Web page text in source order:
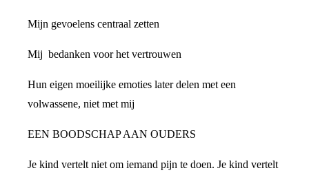
Mijn gevoelens centraal zetten
Mij bedanken voor het vertrouwen
Hun eigen moeilijke emoties later delen met een
volwassene, niet met mij
EEN BOODSCHAP AAN OUDERS
Je kind vertelt niet om iemand pijn te doen. Je kind vertelt